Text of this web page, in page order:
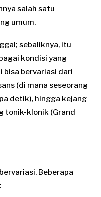
salah satu
umum.
sebaliknya, itu
kondisi yang
bisa bervariasi dari
(di mana seseorang
detik), hingga kejang
tonik-klonik (Grand
Beberapa